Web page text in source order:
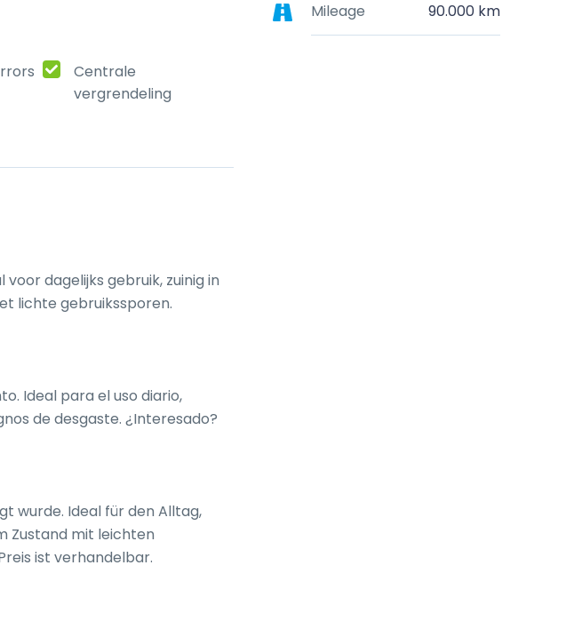
Centrale
vergrendeling
dagelijks gebruik, zuinig in
lichte gebruikssporen.
Ideal para el uso diario,
de desgaste. ¿Interesado?
wurde. Ideal für den Alltag,
Zustand mit leichten
ist verhandelbar.
Mileage 90.000 km